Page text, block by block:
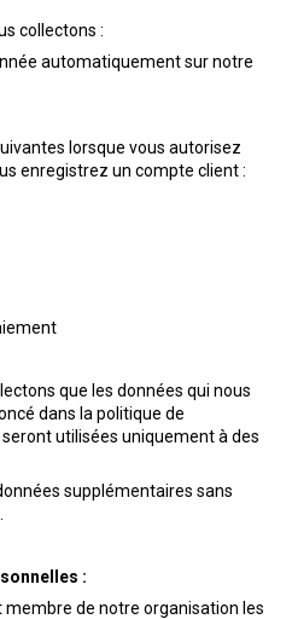
collectons :
automatiquement sur notre
lorsque vous autorisez
enregistrez un compte client :
que les données qui nous
dans la politique de
utilisées uniquement à des
supplémentaires sans
:
membre de notre organisation les